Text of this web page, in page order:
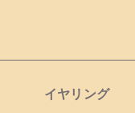
イヤリング